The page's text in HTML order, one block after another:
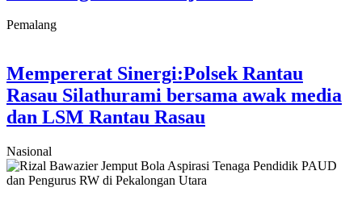
Pemalang
Mempererat Sinergi:Polsek Rantau
Rasau Silathurami bersama awak media
dan LSM Rantau Rasau
Nasional